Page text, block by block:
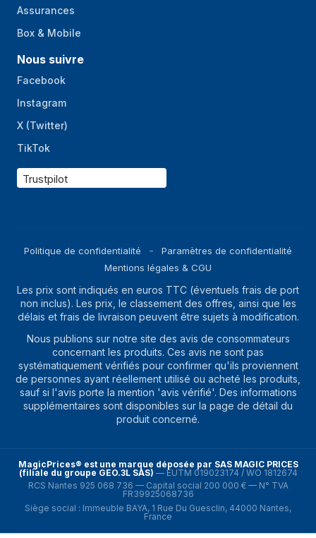
Assurances
Box & Mobile
Nous suivre
Facebook
Instagram
X (Twitter)
TikTok
Trustpilot
Politique de confidentialité
Paramètres de confidentialité
Mentions légales & CGU
Les prix sont indiqués en euros TTC (éventuels frais de port
non inclus). Les prix, le classement des offres, ainsi que les
délais et frais de livraison peuvent être sujets à modification.
Nous publions sur notre site des avis de consommateurs
concernant les produits. Ces avis ne sont pas
systématiquement vérifiés pour confirmer qu'ils proviennent
de personnes ayant réellement utilisé ou acheté les produits,
sauf si l'avis porte la mention 'avis vérifié'. Des informations
supplémentaires sont disponibles sur la page de détail du
produit concerné.
MagicPrices® est une marque déposée par SAS MAGIC PRICES
(filiale du groupe GEO.3L SAS) — EUTM 019023174 / WO 1812674
RCS Nantes 925 068 736 — Capital social 200 000 € — N° TVA
FR39925068736
Siège social : Immeuble BAYA, 1 Rue Du Guesclin, 44000 Nantes,
France